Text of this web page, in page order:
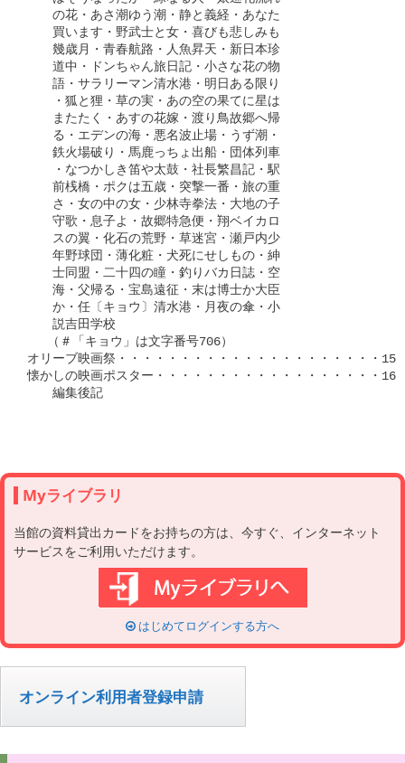
の花・あさ潮ゆう潮・静と義経・あなた
買います・野武士と女・喜びも悲しみも
幾歳月・青春航路・人魚昇天・新日本珍
道中・ドンちゃん旅日記・小さな花の物
語・サラリーマン清水港・明日ある限り
・狐と狸・草の実・あの空の果てに星は
またたく・あすの花嫁・渡り鳥故郷へ帰
る・エデンの海・悪名波止場・うず潮・
鉄火場破り・馬鹿っちょ出船・団体列車
・なつかしき笛や太鼓・社長繁昌記・駅
前桟橋・ポクは五歳・突撃一番・旅の重
さ・女の中の女・少林寺拳法・大地の子
守歌・息子よ・故郷特急便・翔ベイカロ
スの翼・化石の荒野・草迷宮・瀬戸内少
年野球団・薄化粧・犬死にせしもの・紳
士同盟・二十四の瞳・釣りバカ日誌・空
海・父帰る・宝島遠征・末は博士か大臣
か・任〔キョウ〕清水港・月夜の傘・小
説吉田学校
（＃「キョウ」は文字番号706）
オリーブ映画祭・・・・・・・・・・・・・・・・・・・・・155
懐かしの映画ポスター・・・・・・・・・・・・・・・・・・165
編集後記
Myライブラリ
当館の資料貸出カードをお持ちの方は、今すぐ、インターネット
サービスをご利用いただけます。
はじめてログインする方へ
オンライン利用者登録申請